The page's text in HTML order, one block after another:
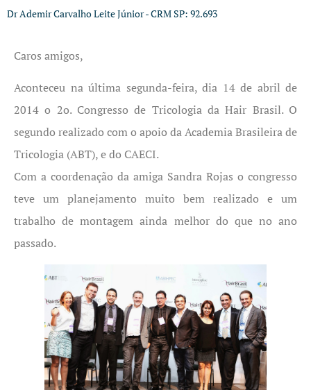
Dr Ademir Carvalho Leite Júnior - CRM SP: 92.693
Caros amigos,
Aconteceu na última segunda-feira, dia 14 de abril de
2014 o 2o. Congresso de Tricologia da Hair Brasil. O
segundo realizado com o apoio da Academia Brasileira de
Tricologia (ABT), e do CAECI.
Com a coordenação da amiga Sandra Rojas o congresso
teve um planejamento muito bem realizado e um
trabalho de montagem ainda melhor do que no ano
passado.